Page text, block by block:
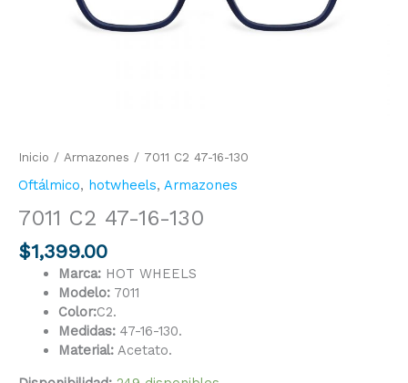
Inicio / Armazones / 7011 C2 47-16-130
Oftálmico, hotwheels, Armazones
7011 C2 47-16-130
$1,399.00
Marca:HOT WHEELS
Modelo:7011
Color:C2.
Medidas:47-16-130.
Material:Acetato.